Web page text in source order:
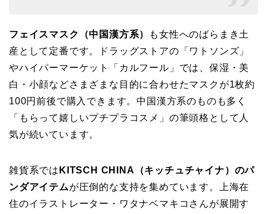
フェイスマスク（中国漢方系）
も女性へのばらまき土
産として定番です。ドラッグストアの「ワトソンズ」
やハイパーマーケット「カルフール」では、保湿・美
白・小顔などさまざまな目的に合わせたマスクが1枚約
100円前後で購入できます。中国漢方系のものも多く
「もらって嬉しいプチプラコスメ」の筆頭格として人
気が続いています。
雑貨系では KITSCH CHINA（キッチュチャイナ）のパ
ンダアイテムが圧倒的な支持を集めています。上海在
住のイラストレーター・ワタナベマキコさんが展開す